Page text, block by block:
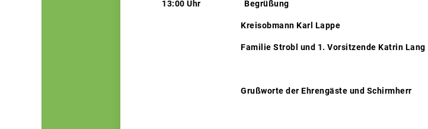
13:00 Uhr Begrüßung
Kreisobmann Karl Lappe
Familie Strobl und 1. Vorsitzende Katrin Lang
Grußworte der Ehrengäste und Schirmherr